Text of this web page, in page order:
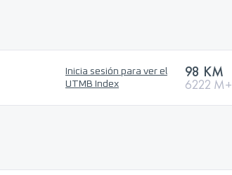
Inicia sesión para ver el
UTMB Index
98 KM
6222 M+